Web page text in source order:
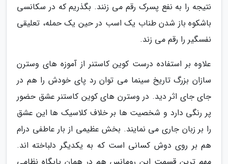
نتیجه را به نفع پسرک رقم می زنند. بگذریم که در سکانسی
باشکوه باز شدن طناب یک اسب در حین یک حمله، تعلیقی
نفسگیر را رقم می زند.
علاوه بر استفاده درست کوین کاستنر از آموزه های وسترن
سازان بزرگ تاریخ سینما می توان رد پای خودش را هم در
جای جای اثر دید. در وسترن های کوین کاستنر عشق حضور
پر رنگی دارد و شخصیت ها بر خلاف کلاسیک ها این عشق
را بر زبان جاری می نمایند. بخش عظیمی از بار عاطفی درام
هم بر روی دوش کسانی است که به یکدیگر دلباخته اند.